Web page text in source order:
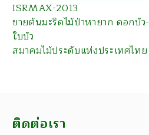
ISRMAX-2013
ขายต้นมะริดไม้ป่าหายาก ดอกบัว-
ใบบัว
สมาคมไม้ประดับแห่งประเทศไทย
ติดต่อเรา